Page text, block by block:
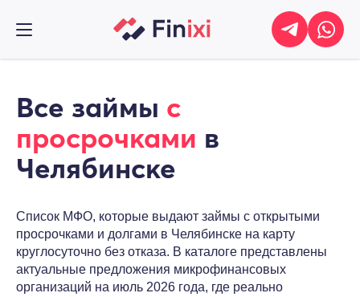
Все займы с
просрочками в
Челябинске
Список МФО, которые выдают займы с открытыми
просрочками и долгами в Челябинске на карту
круглосуточно без отказа. В каталоге представлены
актуальные предложения микрофинансовых
организаций на июль 2026 года, где реально